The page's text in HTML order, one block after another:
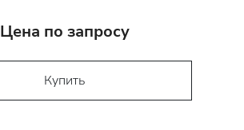
Цена по запросу
Купить